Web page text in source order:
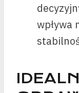
wpływa